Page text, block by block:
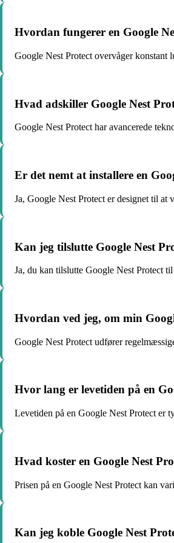
Hvordan fungerer en Google
Google Nest Protect overvåger
Hvad adskiller Google Nest
Google Nest Protect har avancerede
Er det nemt at installere en
Ja, Google Nest Protect er designet til
Kan jeg tilslutte Google Nest
Ja, du kan tilslutte Google Nest Protect
Hvordan ved jeg, om min
Google Nest Protect udfører
Hvor lang er levetiden på en
Levetiden på en Google Nest Protect er
Hvad koster en Google Nest
Prisen på en Google Nest Protect kan
Kan jeg koble Google Nest